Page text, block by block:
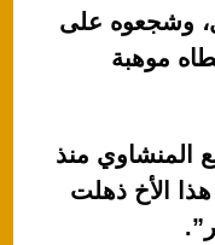
وشجعوه على
موهبة
المنشاوي منذ
الأخ ذهلت